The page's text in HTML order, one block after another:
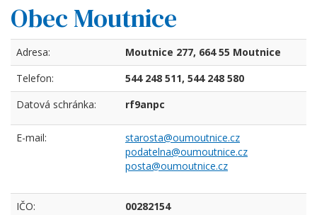
Obec Moutnice
Adresa:
Moutnice 277, 664 55 Moutnice
Telefon:
544 248 511, 544 248 580
Datová schránka:
rf9anpc
E-mail:
starosta@oumoutnice.cz
podatelna@oumoutnice.cz
posta@oumoutnice.cz
IČO: 00282154